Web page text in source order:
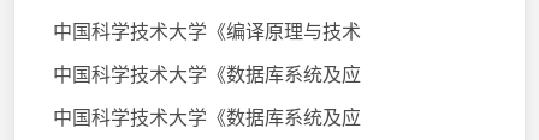
中国科学技术大学《编译原理与技术
中国科学技术大学《数据库系统及应
中国科学技术大学《数据库系统及应